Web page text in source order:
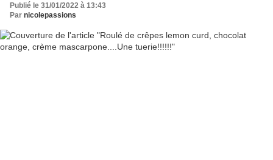
Publié le 31/01/2022 à 13:43
Par nicolepassions